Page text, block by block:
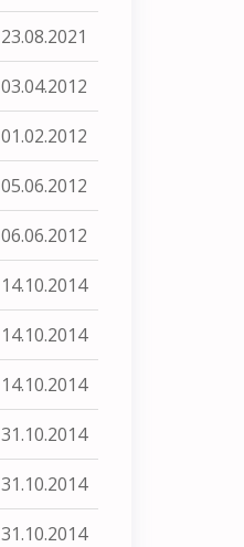
23.08.2021
03.04.2012
01.02.2012
05.06.2012
06.06.2012
14.10.2014
14.10.2014
14.10.2014
31.10.2014
31.10.2014
31.10.2014